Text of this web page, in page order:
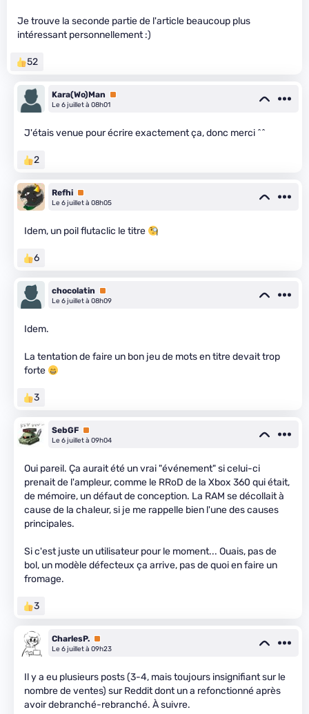
Je trouve la seconde partie de l'article beaucoup plus
intéressant personnellement :)
52
Kara(Wo)Man
Premium
Le 6 juillet à 08h01
J'étais venue pour écrire exactement ça, donc merci ^^
2
Refhi Premium
Le 6 juillet à 08h05
Idem, un poil flutaclic le titre
6
chocolatin
Premium
Le 6 juillet à 08h09
Idem.
La tentation de faire un bon jeu de mots en titre devait trop
forte
3
SebGF Premium
Le 6 juillet à 09h04
Oui pareil. Ça aurait été un vrai "événement" si celui-ci
prenait de l'ampleur, comme le RRoD de la Xbox 360 qui était,
de mémoire, un défaut de conception. La RAM se décollait à
cause de la chaleur, si je me rappelle bien l'une des causes
principales.
Si c'est juste un utilisateur pour le moment... Ouais, pas de
bol, un modèle défecteux ça arrive, pas de quoi en faire un
fromage.
3
CharlesP. Premium
Le 6 juillet à 09h23
Il y a eu plusieurs posts (3-4, mais toujours insignifiant sur le
nombre de ventes) sur Reddit dont un a refonctionné après
avoir debranché-rebranché. À suivre.